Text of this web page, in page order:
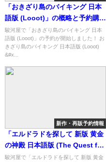
「おきざり島のバイキング 日本
語版 (Looot)」の概略と予約購入
可能なショップ紹介！
駿河屋で「おきざり島のバイキング 日本
語版 (Looot)」の予約が開始しました！ お
きざり島のバイキング 日本語版 (Looot)
&#x...
新作・再販予約情報
「エルドラドを探して 新版 黄金
の神殿 日本語版 (The Quest for
El Dorado： The Golden
駿河屋で「エルドラドを探して 新版 黄金